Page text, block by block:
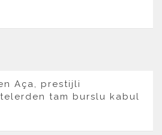
Aça, prestijli
tam burslu kabul